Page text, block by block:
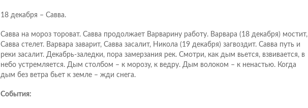
18 декабря – Савва.
Савва на мороз тороват. Савва продолжает Варварину работу. Варвара (18 декабря) мостит,
Савва стелет. Варвара заварит, Савва засалит, Никола (19 декабря) загвоздит. Савва путь и
реки засалит. Декабрь-заледки, пора замерзания рек. Смотри, как дым вьется, взвивается, в
небо устремляется. Дым столбом – к морозу, к ведру. Дым волоком – к ненастью. Когда
дым без ветра бьет к земле – жди снега.
События: